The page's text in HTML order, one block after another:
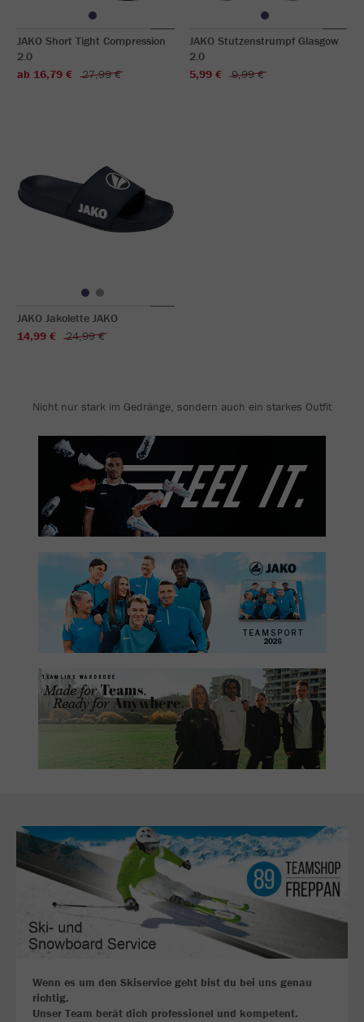
JAKO Short Tight Compression
2.0
ab 16,79 €
27,99 €
JAKO Stutzenstrumpf Glasgow
2.0
5,99 €
9,99 €
JAKO Jakolette JAKO
14,99 €
24,99 €
Nicht nur stark im Gedränge, sondern auch ein starkes Outfit
Wenn es um den Skiservice geht bist du bei uns genau
richtig.
Unser Team berät dich professionel und kompetent.